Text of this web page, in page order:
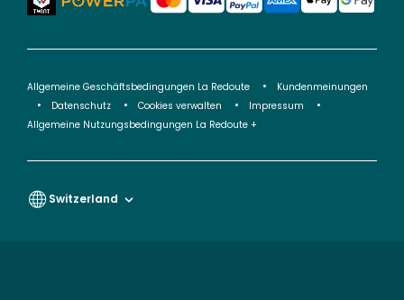
Allgemeine Geschäftsbedingungen La Redoute
Kundenmeinungen
Datenschutz
Cookies verwalten
Impressum
Allgemeine Nutzungsbedingungen La Redoute +
Switzerland